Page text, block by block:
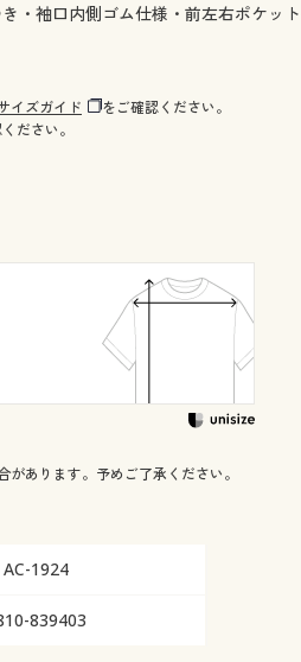
・袖口内側ゴム仕様・前左右ポケッ
イズガイド
をご確認ください。
ださい。
あります。予めご了承ください。
AC-1924
839403